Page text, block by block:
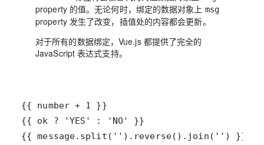
property 的值。无论何时，绑定的数据对象上 msg
property 发生了改变，插值处的内容都会更新。
对于所有的数据绑定，Vue.js 都提供了完全的
JavaScript 表达式支持。